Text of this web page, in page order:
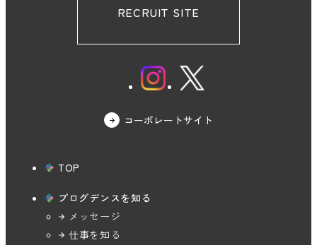
RECRUIT SITE
コーポレートサイト
TOP
プログデンスを知る
メッセージ
仕事を知る